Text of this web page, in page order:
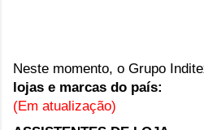
Neste momento, o Grupo
lojas e marcas do país:
(Em atualização)